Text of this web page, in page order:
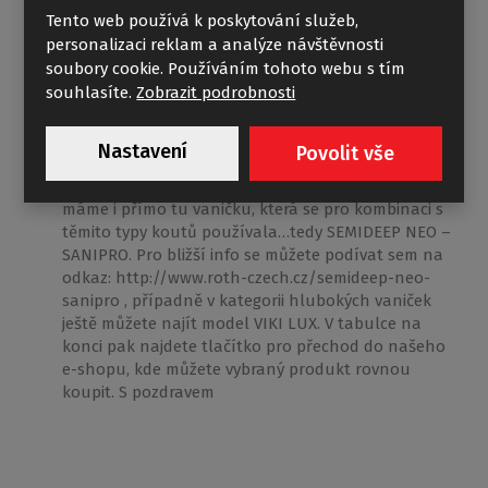
Sprchová vanička
slečna Garance
04.10.2016 07:25:45
Reagovat
Dobrý den, podle čísla montážního návodu (typ
M8615) máte nižší sprchový kout (např. BUFFALO),
takže potřebujete hlubší vaničku. V naší nabídce
máme i přímo tu vaničku, která se pro kombinaci s
těmito typy koutů používala…tedy SEMIDEEP NEO –
SANIPRO. Pro bližší info se můžete podívat sem na
odkaz: http://www.roth-czech.cz/semideep-neo-
sanipro , případně v kategorii hlubokých vaniček
ještě můžete najít model VIKI LUX. V tabulce na
konci pak najdete tlačítko pro přechod do našeho
e-shopu, kde můžete vybraný produkt rovnou
koupit. S pozdravem
Tento web používá k poskytování služeb,
personalizaci reklam a analýze návštěvnosti
soubory cookie. Používáním tohoto webu s tím
souhlasíte.Zobrazit podrobnosti
Nastavení Povolit vše